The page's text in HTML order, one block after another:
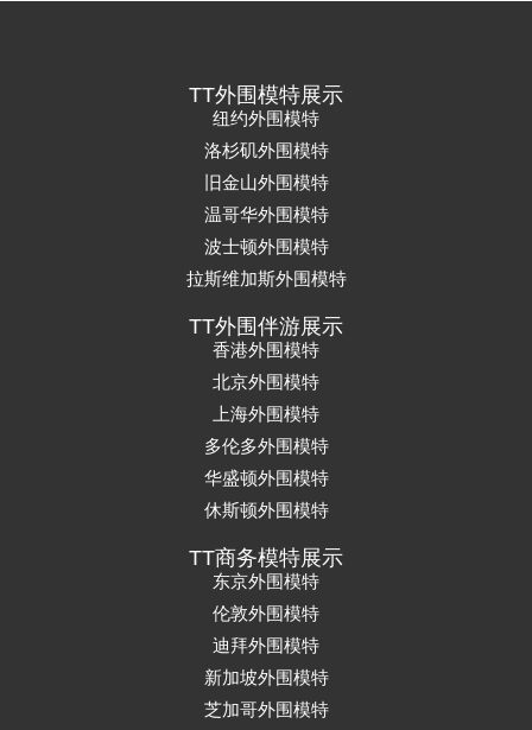
TT外围模特展示
纽约外围模特
洛杉矶外围模特
旧金山外围模特
温哥华外围模特
波士顿外围模特
拉斯维加斯外围模特
TT外围伴游展示
香港外围模特
北京外围模特
上海外围模特
多伦多外围模特
华盛顿外围模特
休斯顿外围模特
TT商务模特展示
东京外围模特
伦敦外围模特
迪拜外围模特
新加坡外围模特
芝加哥外围模特